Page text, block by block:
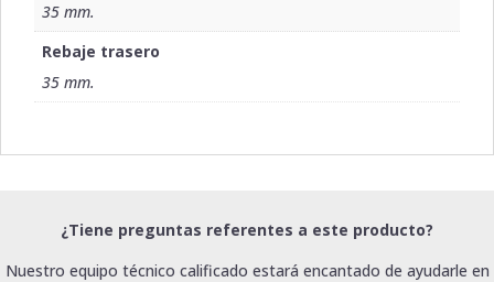
35 mm.
Rebaje trasero
35 mm.
¿Tiene preguntas referentes a este producto?
Nuestro equipo técnico calificado estará encantado de ayudarle en